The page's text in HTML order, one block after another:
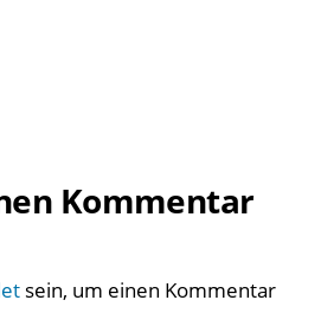
Kommentar
sein, um einen Kommentar